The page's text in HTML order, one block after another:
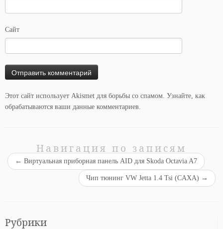
Сайт
Этот сайт использует Akismet для борьбы со спамом. Узнайте, как
обрабатываются ваши данные комментариев
Навигация по записям
← Виртуальная приборная панель AID для Skoda Octavia A7
Чип тюнинг VW Jetta 1.4 Tsi (CAXA) →
Рубрики